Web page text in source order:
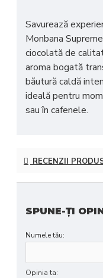
Savurează
Monbana Supreme
ciocolată de
aroma bogată
băutură caldă
ideală pentru
sau în cafenele.
RECENZII
SPUNE-ŢI
Numele tău:
Opinia ta: